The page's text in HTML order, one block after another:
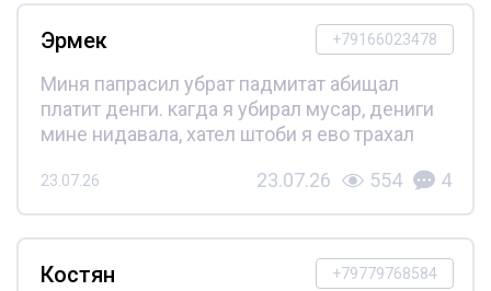
+79166023478
Эрмек
Миня папрасил убрат падмитат абищал
платит денги. кагда я убирал мусар, дениги
мине нидавала, хател штоби я ево трахал
23.07.26 23.07.26 554 4
+79779768584
Костян